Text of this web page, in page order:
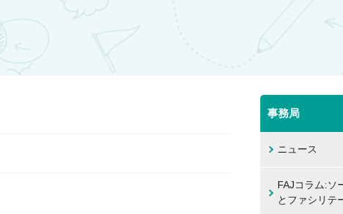
事務局
ニュース
FAJコラム:ソ
とファシリテ